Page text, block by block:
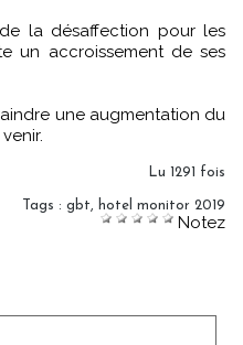
la désaffection pour les
un accroissement de ses
une augmentation du
Lu 1291 fois
Tags : gbt, hotel monitor 2019
Notez